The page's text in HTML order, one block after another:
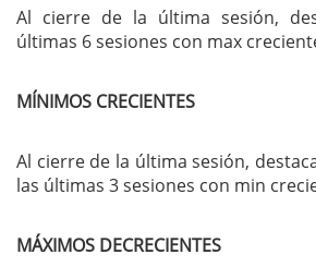
Al cierre de la última sesión,
últimas 6 sesiones con max
MÍNIMOS CRECIENTES
Al cierre de la última sesión, destaca
las últimas 3 sesiones con min
MÁXIMOS DECRECIENTES